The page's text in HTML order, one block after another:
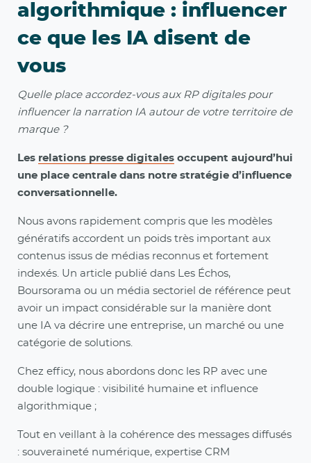
algorithmique : influencer
ce que les IA disent de
vous
Quelle place accordez-vous aux RP digitales pour
influencer la narration IA autour de votre territoire de
marque ?
Les relations presse digitales occupent aujourd’hui
une place centrale dans notre stratégie d’influence
conversationnelle.
Nous avons rapidement compris que les modèles
génératifs accordent un poids très important aux
contenus issus de médias reconnus et fortement
indexés. Un article publié dans Les Échos,
Boursorama ou un média sectoriel de référence peut
avoir un impact considérable sur la manière dont
une IA va décrire une entreprise, un marché ou une
catégorie de solutions.
Chez efficy, nous abordons donc les RP avec une
double logique : visibilité humaine et influence
algorithmique ;
Tout en veillant à la cohérence des messages diffusés
: souveraineté numérique, expertise CRM